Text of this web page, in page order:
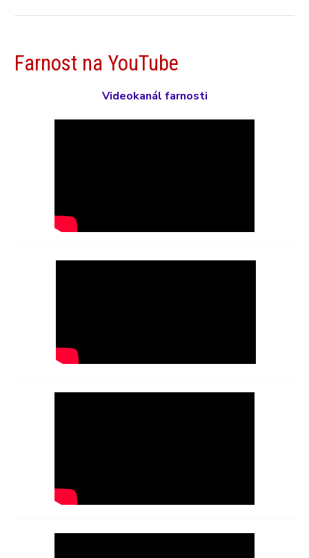
Farnost na YouTube
Videokanál farnosti